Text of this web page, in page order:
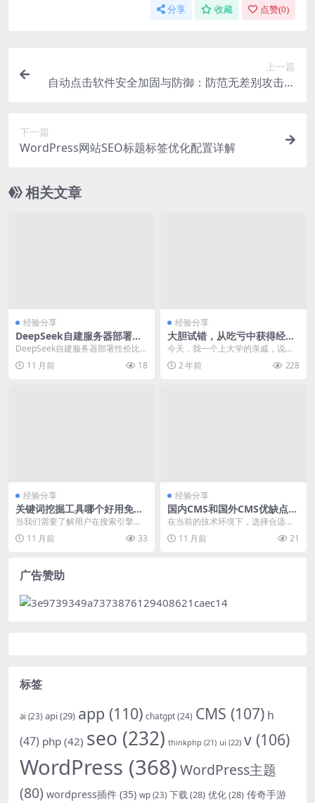
分享 收藏 点赞(0)
上一篇
自动点击软件安全加固与防御：防范无差别攻击与
下一篇
WordPress网站SEO标题标签优化配置详解
相关文章
经验分享
DeepSeek自建服务器部署性
价比分析
DeepSeek自建服务器部署性价比
分析 DeepSeek自建服务器部署性
价比分...
11 月前 18
经验分享
大胆试错，从吃亏中获得经验-
互联网项目心得
今天，我一个上大学的亲戚，说是
被骗了2000多元;问能不能想办法要
回来?一般遇到...
2 年前 228
经验分享
关键词挖掘工具哪个好用免费
推荐
当我们需要了解用户在搜索引擎上
搜索什么内容时，关键词挖掘工具
就变得非常重要。这些...
11 月前 33
经验分享
国内CMS和国外CMS优缺点对
比分析
在当前的技术环境下，选择合适的C
MS（内容管理系统）对于网站建设
至关重要。国内C...
11 月前 21
广告赞助
标签
ai (23) api(29) app (110) chatgpt(24) CMS (107) h
(47) php (42) seo (232) thinkphp (21) ui (22) v (106)
WordPress (368)WordPress主题
(80) wordpress插件 (35) wp (23) 下载(28) 优化(28) 传奇手游